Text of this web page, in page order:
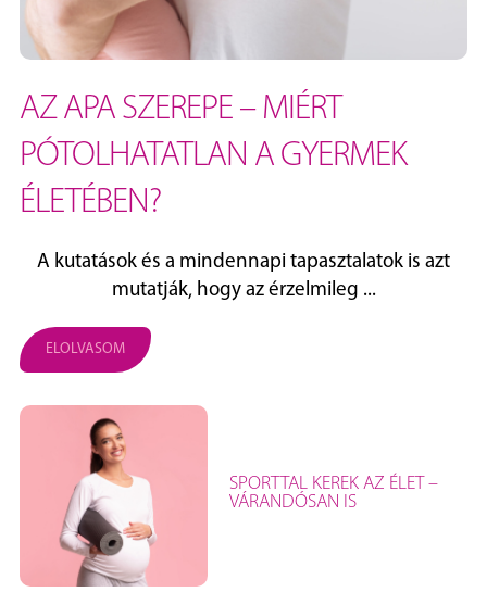
AZ APA SZEREPE – MIÉRT
PÓTOLHATATLAN A GYERMEK
ÉLETÉBEN?
A kutatások és a mindennapi tapasztalatok is azt
mutatják, hogy az érzelmileg ...
ELOLVASOM
SPORTTAL KEREK AZ ÉLET –
VÁRANDÓSAN IS